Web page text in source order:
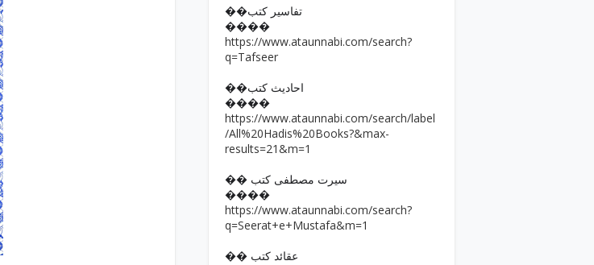
��تفاسیر کتب
����
https://www.ataunnabi.com/search?
q=Tafseer
��احادیث کتب
����
https://www.ataunnabi.com/search/label
/All%20Hadis%20Books?&max-
results=21&m=1
�� سیرت مصطفی کتب
����
https://www.ataunnabi.com/search?
q=Seerat+e+Mustafa&m=1
�� عقائد کتب